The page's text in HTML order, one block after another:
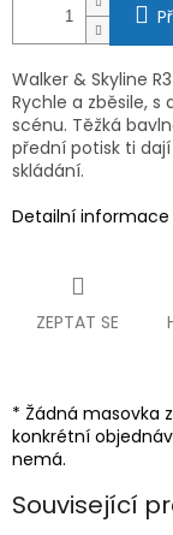
Walker & Skyline
Rychle a zběsile,
scénu. Těžká
přední potisk ti
skládání.
Detailní informace
ZEPTAT SE
* Žádná masovka
konkrétní
nemá.
Související